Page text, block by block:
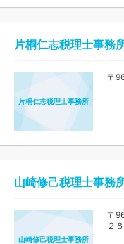
片桐仁志税理士事務
片桐仁志税理士事務所
〒
山崎修己税理士事務
山崎修己税理士事務所
〒
２